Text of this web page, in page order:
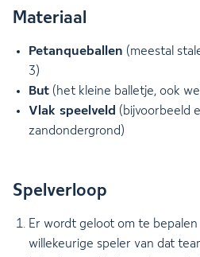
Materiaal
Petanqueballen (meestal
3)
But (het kleine balletje, ook
Vlak speelveld (bijvoorbeeld
zandondergrond)
Spelverloop
Er wordt geloot om te
willekeurige speler van dat